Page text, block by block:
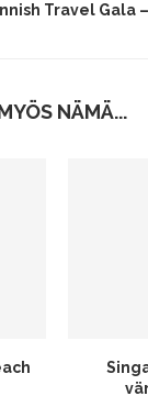
Travel Gala
NÄMÄ...